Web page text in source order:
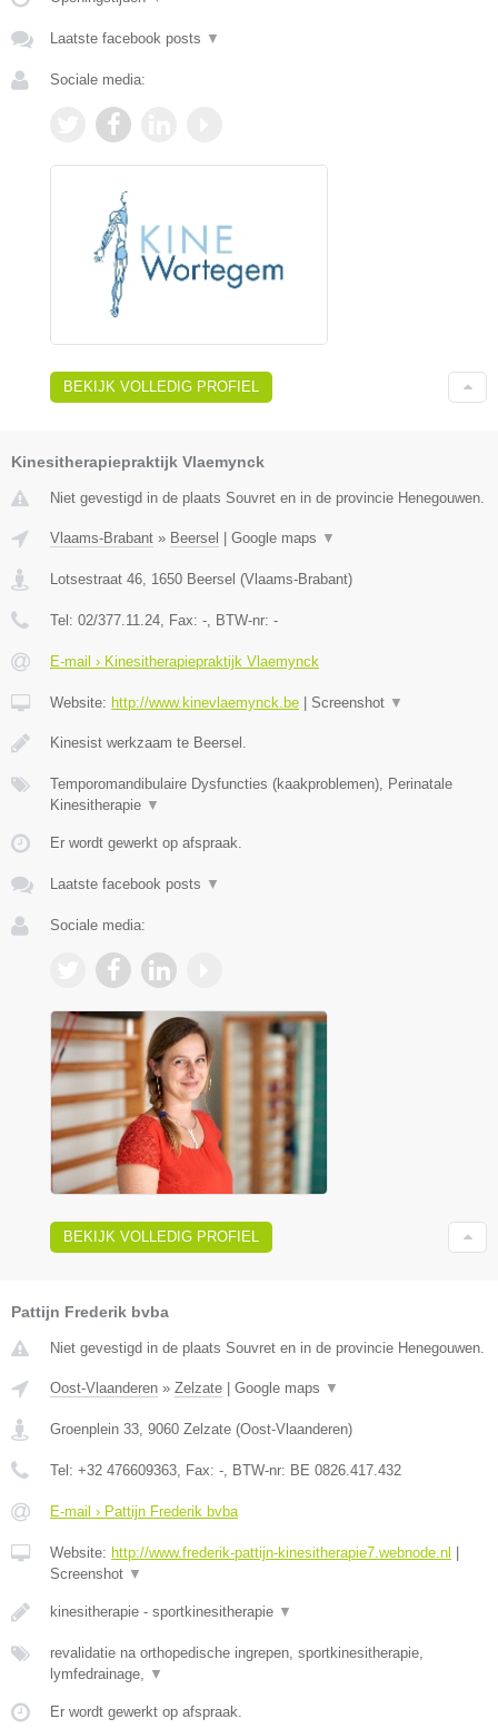
Laatste facebook posts ▼
Sociale media:
BEKIJK VOLLEDIG PROFIEL
Kinesitherapiepraktijk Vlaemynck
Niet gevestigd in de plaats Souvret en in de provincie Henegouwen.
Vlaams-Brabant » Beersel | Google maps ▼
Lotsestraat 46 1650 Beersel (Vlaams-Brabant)
Tel: 02/377.11.24 , Fax: - , BTW-nr: -
E-mail › Kinesitherapiepraktijk Vlaemynck
Website: http://www.kinevlaemynck.be | Screenshot ▼
Kinesist werkzaam te Beersel.
Temporomandibulaire Dysfuncties (kaakproblemen), Perinatale
Kinesitherapie ▼
Er wordt gewerkt op afspraak.
Laatste facebook posts ▼
Sociale media:
BEKIJK VOLLEDIG PROFIEL
Pattijn Frederik bvba
Niet gevestigd in de plaats Souvret en in de provincie Henegouwen.
Oost-Vlaanderen » Zelzate Google maps ▼
Groenplein 33, 9060 Zelzate (Oost-Vlaanderen)
Tel: +32 476609363, Fax: -, BTW-nr: BE 0826.417.432
E-mail › Pattijn Frederik bvba
Website: http://www.frederik-pattijn-kinesitherapie7.webnode.nl
Screenshot ▼
kinesitherapie - sportkinesitherapie ▼
revalidatie na orthopedische ingrepen, sportkinesitherapie,
lymfedrainage, ▼
Er wordt gewerkt op afspraak.